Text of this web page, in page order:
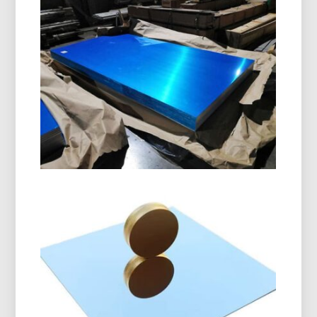
Kelas Kelautan 5086 Plat
Aluminium H116
Pelajari bagaimana tingkat kelautan 5086 Pelat
aluminium H116 memberikan kinerja luar biasa
pada lambung kapal, dek, dan peralatan lepas
pantai dengan keseimbangan kekuatan yang